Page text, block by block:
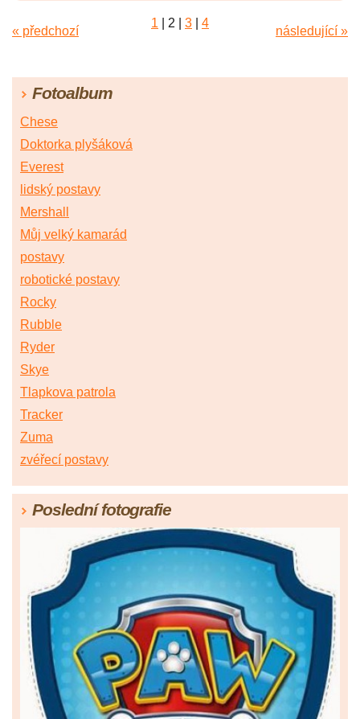
« předchozí
1 2 3 4
následující »
Fotoalbum
Chese
Doktorka plyšáková
Everest
lidský postavy
Mershall
Můj velký kamarád
postavy
robotické postavy
Rocky
Rubble
Ryder
Skye
Tlapkova patrola
Tracker
Zuma
zvéřecí postavy
Poslední fotografie